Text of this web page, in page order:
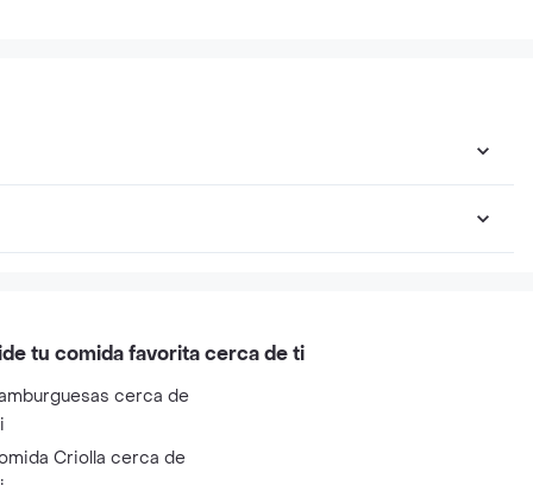
tu comida favorita cerca de ti
cerca de
Criolla cerca de